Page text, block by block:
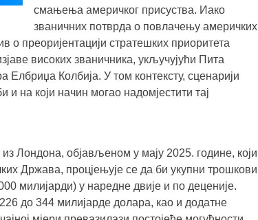
смањења америчког присуства. Иако
званичних потврда о повлачењу америчких
о преоријентацији стратешких приоритета
високих званичника, укључујући Пита
Елбриџа Колбија. У том контексту, сценарији
и на који начин могао надомјестити тај
Лондона, објављеном у мају 2025. године, који
Држава, процјењује се да би укупни трошкови
милијарди) у наредне двије и по деценије.
до 344 милијарде долара, као и додатне